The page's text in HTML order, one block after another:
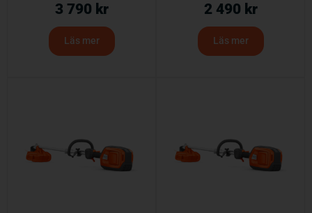
3 790 kr
Läs mer
2 490 kr
Läs mer